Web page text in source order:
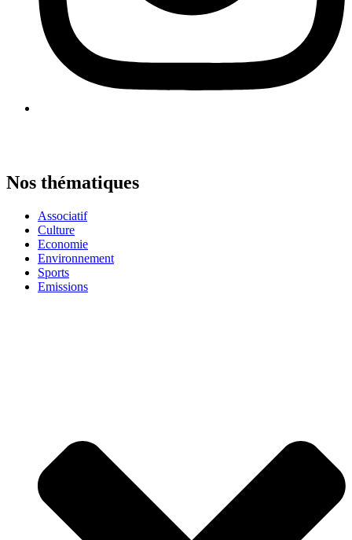
Nos thématiques
Associatif
Culture
Economie
Environnement
Sports
Emissions